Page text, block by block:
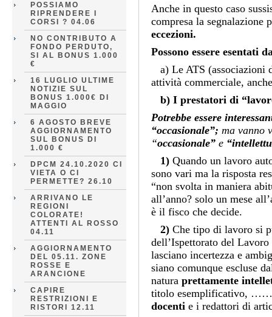
POSSIAMO
RIPRENDERE I
CORSI ? 04.06
NO CONTRIBUTO A
FONDO PERDUTO,
SI AL BONUS 1.000
€
16 LUGLIO ULTIME
NOTIZIE SUL
BONUS 1.000€ DI
MAGGIO
6 AGOSTO BREVE
AGGIORNAMENTO
SUL BONUS DI
1.000 €
DPCM 24.10.2020 CI
VIETA O CI
PERMETTE? 26.10
ARRIVANO LE
REGIONI
COLORATE!
ATTENTI AL ROSSO
04.11
AGGIORNAMENTO
DEL 05.11. ZONE
ROSSE E
ARANCIONE
CAPIRE
RESTRIZIONI E
RISTORI 12.11
Anche in questo caso
compresa la
eccezioni.
Possono essere esentati
a) Le ATS (associazioni
attività commerciale,
b) I prestatori di
Potrebbe essere
“occasionale”; ma vanno
“occasionale” e
1) Quando un lavoro
sono vari ma la risposta
“non svolta in maniera
all’anno? solo un mese
è il fisco che decide.
2) Che tipo di lavoro si
dell’Ispettorato del
lasciano incertezza e
siano comunque escluse
natura prettamente
titolo esemplificativo,
docenti e i redattori di